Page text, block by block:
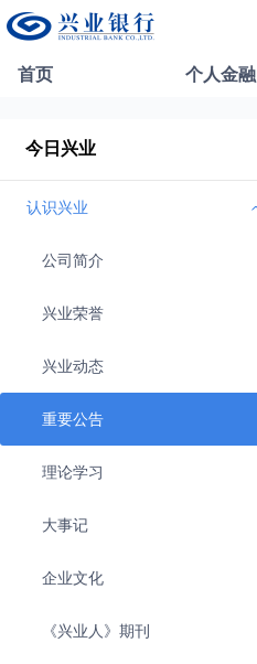
首页 个人金融
今日兴业
认识兴业
公司简介
兴业荣誉
兴业动态
重要公告
理论学习
大事记
企业文化
《兴业人》期刊